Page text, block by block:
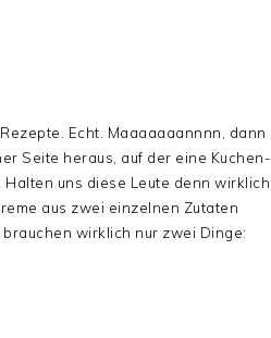
Echt. Maaaaaaannnn, dann
Seite heraus, auf der eine Kuchen-
uns diese Leute denn wirklich
aus zwei einzelnen Zutaten
wirklich nur zwei Dinge: